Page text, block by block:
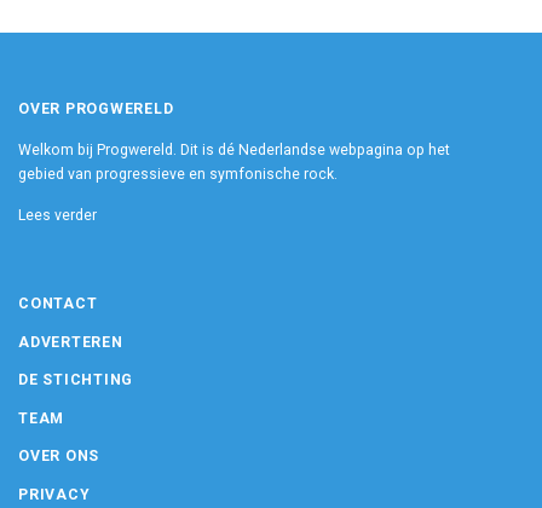
OVER PROGWERELD
Welkom bij Progwereld. Dit is dé Nederlandse webpagina op het
gebied van progressieve en symfonische rock.
Lees verder
CONTACT
ADVERTEREN
DE STICHTING
TEAM
OVER ONS
PRIVACY